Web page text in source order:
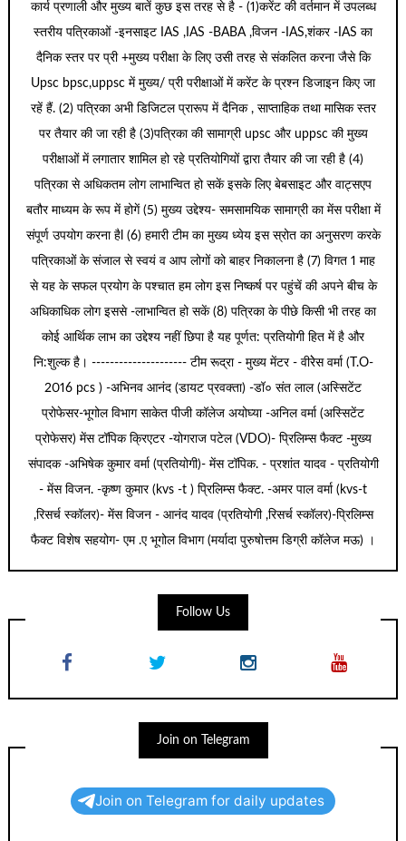
कार्य प्रणाली और मुख्य बातें कुछ इस तरह से है - (1)करेंट की वर्तमान में उपलब्ध
स्तरीय पत्रिकाओं -इनसाइट IAS ,IAS -BABA ,विजन -IAS,शंकर -IAS का
दैनिक स्तर पर प्री +मुख्य परीक्षा के लिए उसी तरह से संकलित करना जैसे कि
Upsc bpsc,uppsc में मुख्य/ प्री परीक्षाओं में करेंट के प्रश्न डिजाइन किए जा
रहें हैं. (2) पत्रिका अभी डिजिटल प्रारूप में दैनिक , साप्ताहिक तथा मासिक स्तर
पर तैयार की जा रही है (3)पत्रिका की सामाग्री upsc और uppsc की मुख्य
परीक्षाओं में लगातार शामिल हो रहे प्रतियोगियों द्वारा तैयार की जा रही है (4)
पत्रिका से अधिकतम लोग लाभान्वित हो सकें इसके लिए बेबसाइट और वाट्सएप
बतौर माध्यम के रूप में होगें (5) मुख्य उद्देश्य- समसामयिक सामाग्री का मेंस परीक्षा में
संपूर्ण उपयोग करना हैl (6) हमारी टीम का मुख्य ध्येय इस स्रोत का अनुसरण करके
पत्रिकाओं के संजाल से स्वयं व आप लोगों को बाहर निकालना है (7) विगत 1 माह
से यह के सफल प्रयोग के पश्चात हम लोग इस निष्कर्ष पर पहुंचें की अपने बीच के
अधिकाधिक लोग इससे -लाभान्वित हो सकें (8) पत्रिका के पीछे किसी भी तरह का
कोई आर्थिक लाभ का उद्देश्य नहीं छिपा है यह पूर्णत: प्रतियोगी हित में है और
नि:शुल्क है। --------------------- टीम रूद्रा - मुख्य मेंटर - वीरेेस वर्मा (T.O-
2016 pcs ) -अभिनव आनंद (डायट प्रवक्ता) -डॉ० संत लाल (अस्सिटेंट
प्रोफेसर-भूगोल विभाग साकेत पीजी कॉलेज अयोघ्या -अनिल वर्मा (अस्सिटेंट
प्रोफेसर) मेंस टॉपिक क्रिएटर -योगराज पटेल (VDO)- प्रिलिम्स फैक्ट -मुख्य
संपादक -अभिषेक कुमार वर्मा (प्रतियोगी)- मेंस टॉपिक. - प्रशांत यादव - प्रतियोगी
- मेंस विजन. -कृष्ण कुमार (kvs -t ) प्रिलिम्स फैक्ट. -अमर पाल वर्मा (kvs-t
,रिसर्च स्कॉलर)- मेंस विजन - आनंद यादव (प्रतियोगी ,रिसर्च स्कॉलर)-प्रिलिम्स
फैक्ट विशेष सहयोग- एम .ए भूगोल विभाग (मर्यादा पुरुषोत्तम डिग्री कॉलेज मऊ) ।
Follow Us
Join on Telegram
Join on Telegram for daily updates